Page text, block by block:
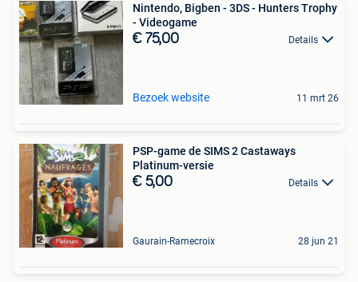
Nintendo, Bigben - 3DS - Hunters Trophy
- Videogame
€ 75,00 Details
Bezoek website 11 mrt 26
PSP-game de SIMS 2 Castaways
Platinum-versie
€ 5,00 Details
Gaurain-Ramecroix 28 jun 21